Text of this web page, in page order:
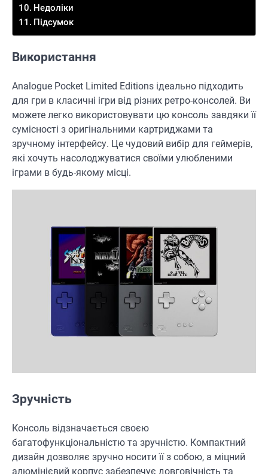
Недоліки
Підсумок
Використання
Analogue Pocket Limited Editions ідеально підходить
для гри в класичні ігри від різних ретро-консолей. Ви
можете легко використовувати цю консоль завдяки її
сумісності з оригінальними картриджами та
зручному інтерфейсу. Це чудовий вибір для геймерів,
які хочуть насолоджуватися своїми улюбленими
іграми в будь-якому місці.
Зручність
Консоль відзначається своєю
багатофункціональністю та зручністю. Компактний
дизайн дозволяє зручно носити її з собою, а міцний
алюмінієвий корпус забезпечує довговічність та